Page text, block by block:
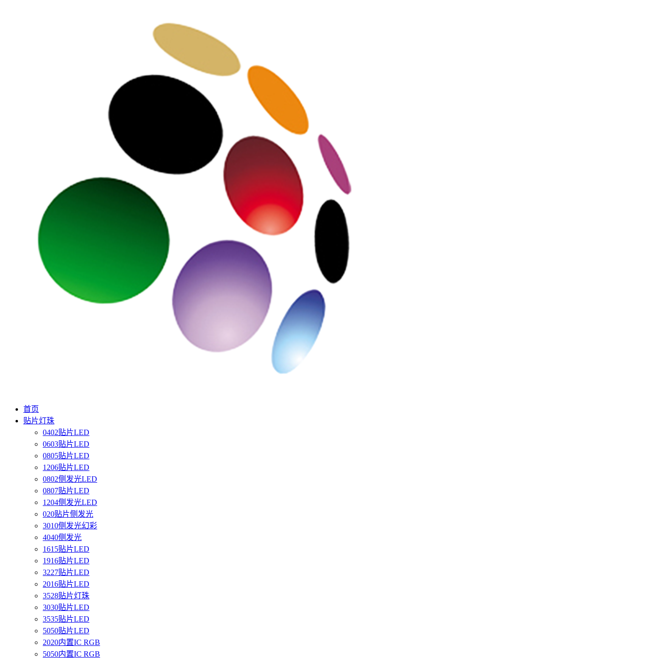
首页
贴片灯珠
0402贴片LED
0603贴片LED
0805贴片LED
1206贴片LED
0802侧发光LED
0807贴片LED
1204侧发光LED
020贴片侧发光
3010侧发光幻彩
4040侧发光
1615贴片LED
1916贴片LED
3227贴片LED
2016贴片LED
3528贴片灯珠
3030贴片LED
3535贴片LED
5050贴片LED
2020内置IC RGB
5050内置IC RGB